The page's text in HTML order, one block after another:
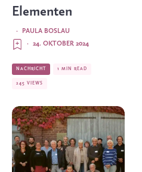
Elementen
PAULA BOSLAU
·
24. OKTOBER 2024
·
NACHRICHT 1 MIN READ
245 VIEWS